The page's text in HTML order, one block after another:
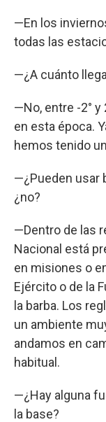
—En los
todas las
—¿A cuánto
—No, entre -2°
en esta época.
hemos tenido
—¿Pueden usar
¿no?
—Dentro de las
Nacional está
en misiones o
Ejército o de la
la barba. Los
un ambiente
andamos en
habitual.
—¿Hay alguna
la base?